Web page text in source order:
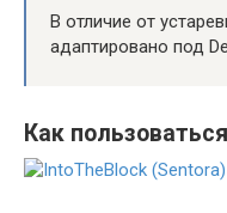
В отличие от
адаптировано под
Как